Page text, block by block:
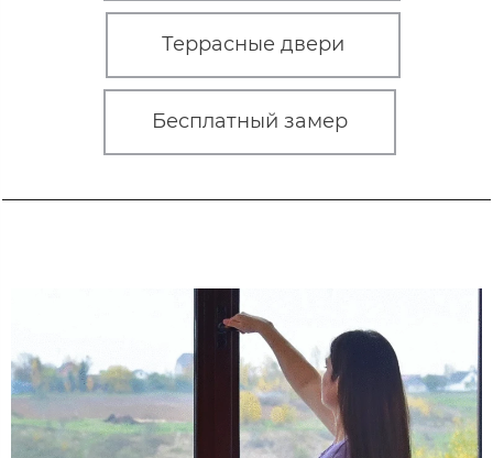
Бесплатный замер
Террасные двери